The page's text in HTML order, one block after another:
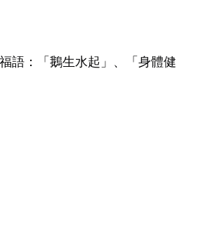
語：「鵝生水起」、「身體健